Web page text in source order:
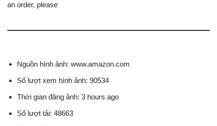
an order, please
Nguồn hình ảnh: www.amazon.com
Số lượt xem hình ảnh: 90534
Thời gian đăng ảnh: 3 hours ago
Số lượt tải: 48663